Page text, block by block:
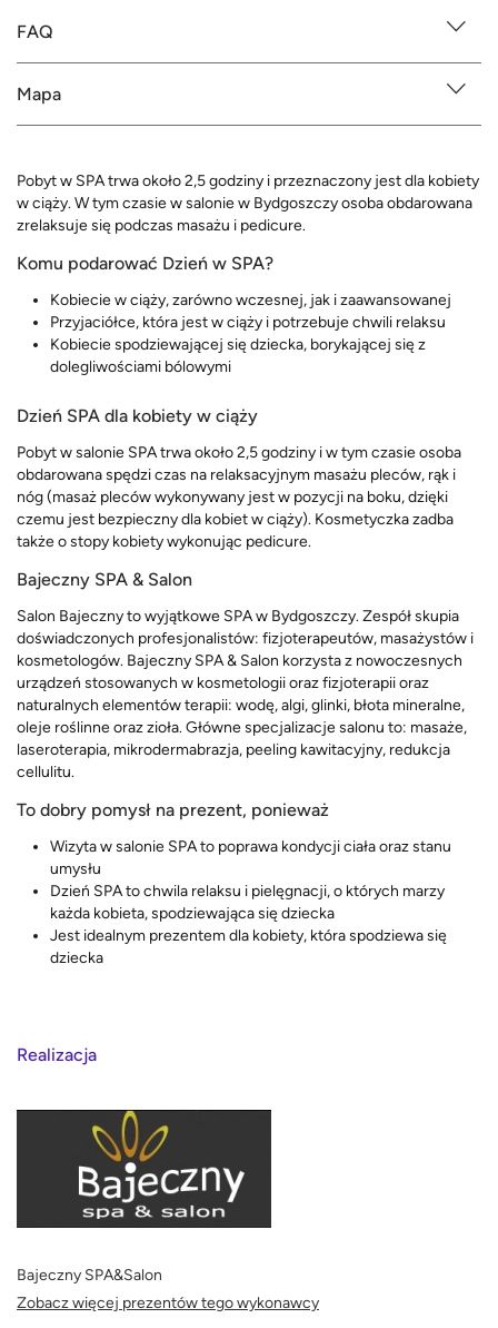
FAQ
Mapa
Pobyt w SPA trwa około 2,5 godziny i przeznaczony jest dla kobiety
w ciąży. W tym czasie w salonie w Bydgoszczy osoba obdarowana
zrelaksuje się podczas masażu i pedicure.
Komu podarować Dzień w SPA?
Kobiecie w ciąży, zarówno wczesnej, jak i zaawansowanej
Przyjaciółce, która jest w ciąży i potrzebuje chwili relaksu
Kobiecie spodziewającej się dziecka, borykającej się z
dolegliwościami bólowymi
Dzień SPA dla kobiety w ciąży
Pobyt w salonie SPA trwa około 2,5 godziny i w tym czasie osoba
obdarowana spędzi czas na relaksacyjnym masażu pleców, rąk i
nóg (masaż pleców wykonywany jest w pozycji na boku, dzięki
czemu jest bezpieczny dla kobiet w ciąży). Kosmetyczka zadba
także o stopy kobiety wykonując pedicure.
Bajeczny SPA & Salon
Salon Bajeczny to wyjątkowe SPA w Bydgoszczy. Zespół skupia
doświadczonych profesjonalistów: fizjoterapeutów, masażystów i
kosmetologów. Bajeczny SPA & Salon korzysta z nowoczesnych
urządzeń stosowanych w kosmetologii oraz fizjoterapii oraz
naturalnych elementów terapii: wodę, algi, glinki, błota mineralne,
oleje roślinne oraz zioła. Główne specjalizacje salonu to: masaże,
laseroterapia, mikrodermabrazja, peeling kawitacyjny, redukcja
cellulitu.
To dobry pomysł na prezent, ponieważ
Wizyta w salonie SPA to poprawa kondycji ciała oraz stanu
umysłu
Dzień SPA to chwila relaksu i pielęgnacji, o których marzy
każda kobieta, spodziewająca się dziecka
Jest idealnym prezentem dla kobiety, która spodziewa się
dziecka
Realizacja
Bajeczny SPA&Salon
Zobacz więcej prezentów tego wykonawcy